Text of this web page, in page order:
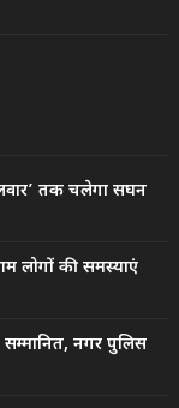
तक चलेगा सघन
लोगों की समस्याएं
नगर पुलिस